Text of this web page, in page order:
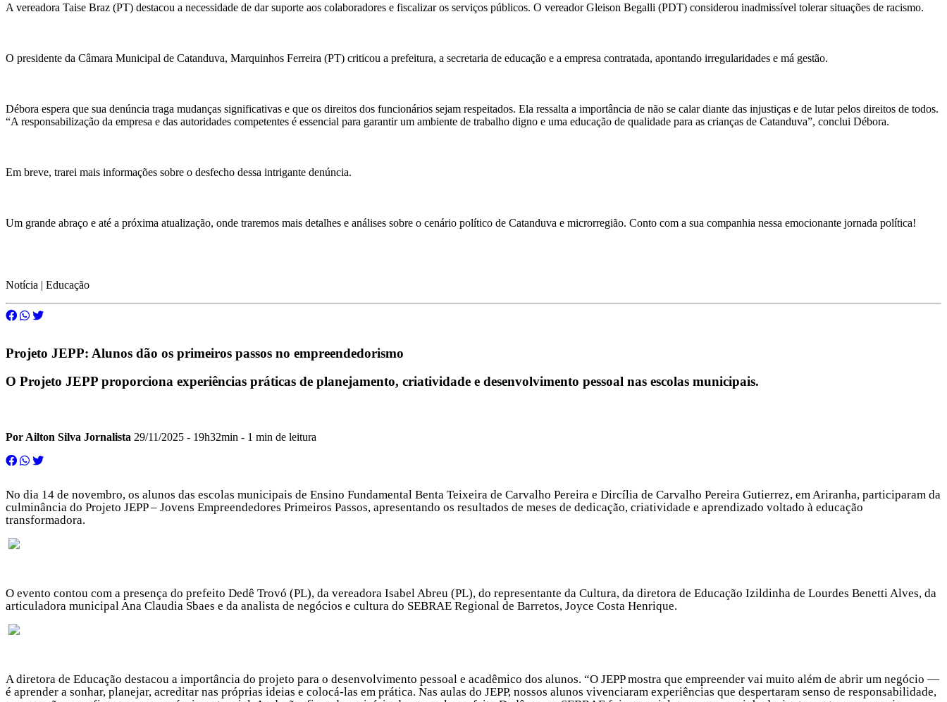
A vereadora Taise Braz (PT) destacou a necessidade de dar suporte aos colaboradores e fiscalizar os serviços públicos. O vereador Gleison Begalli (PDT) considerou inadmissível tolerar situações de racismo.
O presidente da Câmara Municipal de Catanduva, Marquinhos Ferreira (PT) criticou a prefeitura, a secretaria de educação e a empresa contratada, apontando irregularidades e má gestão.
Débora espera que sua denúncia traga mudanças significativas e que os direitos dos funcionários sejam respeitados. Ela ressalta a importância de não se calar diante das injustiças e de lutar pelos direitos de todos.
“A responsabilização da empresa e das autoridades competentes é essencial para garantir um ambiente de trabalho digno e uma educação de qualidade para as crianças de Catanduva”, conclui Débora.
Em breve, trarei mais informações sobre o desfecho dessa intrigante denúncia.
Um grande abraço e até a próxima atualização, onde traremos mais detalhes e análises sobre o cenário político de Catanduva e microrregião. Conto com a sua companhia nessa emocionante jornada política!
Notícia | Educação
Projeto JEPP: Alunos dão os primeiros passos no empreendedorismo
O Projeto JEPP proporciona experiências práticas de planejamento, criatividade e desenvolvimento pessoal nas escolas municipais.
Por Ailton Silva Jornalista 29/11/2025 - 19h32min - 1 min de leitura
No dia 14 de novembro, os alunos das escolas municipais de Ensino Fundamental Benta Teixeira de Carvalho Pereira e Dircília de Carvalho Pereira Gutierrez, em Ariranha, participaram da
culminância do Projeto JEPP – Jovens Empreendedores Primeiros Passos, apresentando os resultados de meses de dedicação, criatividade e aprendizado voltado à educação
transformadora.
O evento contou com a presença do prefeito Dedê Trovó (PL), da vereadora Isabel Abreu (PL), do representante da Cultura, da diretora de Educação Izildinha de Lourdes Benetti Alves, da
articuladora municipal Ana Claudia Sbaes e da analista de negócios e cultura do SEBRAE Regional de Barretos, Joyce Costa Henrique.
A diretora de Educação destacou a importância do projeto para o desenvolvimento pessoal e acadêmico dos alunos. “O JEPP mostra que empreender vai muito além de abrir um negócio —
é aprender a sonhar, planejar, acreditar nas próprias ideias e colocá-las em prática. Nas aulas do JEPP, nossos alunos vivenciaram experiências que despertaram senso de responsabilidade,